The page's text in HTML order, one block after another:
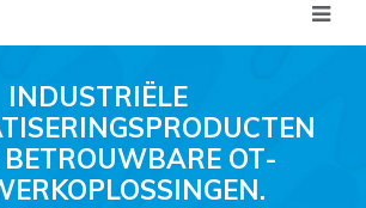
INDUSTRIËLE
OT-